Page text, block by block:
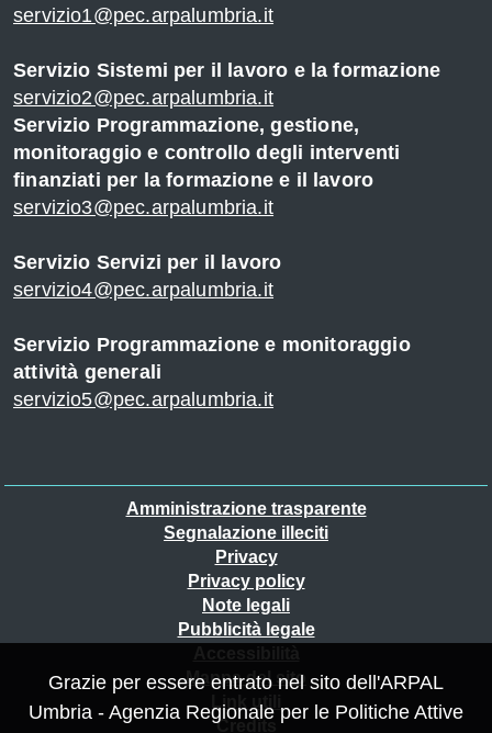
servizio1@pec.arpalumbria.it
Servizio Sistemi per il lavoro e la formazione
servizio2@pec.arpalumbria.it
Servizio Programmazione, gestione,
monitoraggio e controllo degli interventi
finanziati per la formazione e il lavoro
servizio3@pec.arpalumbria.it
Servizio Servizi per il lavoro
servizio4@pec.arpalumbria.it
Servizio Programmazione e monitoraggio
attività generali
servizio5@pec.arpalumbria.it
Amministrazione trasparente
Segnalazione illeciti
Privacy
Privacy policy
Note legali
Pubblicità legale
Mappa del sito
Link utili
Credits
Grazie per essere entrato nel sito dell'ARPAL
Umbria - Agenzia Regionale per le Politiche Attive